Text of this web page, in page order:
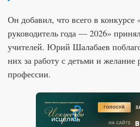
Он добавил, что всего в конкурсе
руководитель года — 2026»
учителей. Юрий Шалабаев
них за работу с детьми и желание
профессии.